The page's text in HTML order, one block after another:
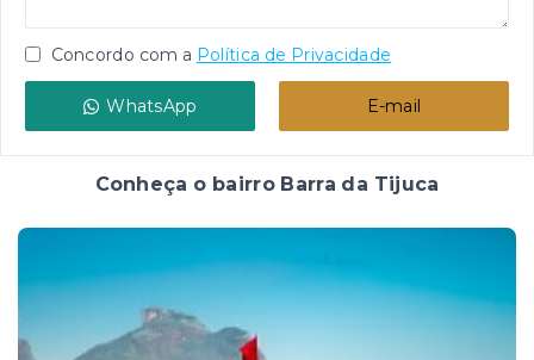
Concordo com a Política de Privacidade
WhatsApp E-mail
Conheça o bairro Barra da Tijuca